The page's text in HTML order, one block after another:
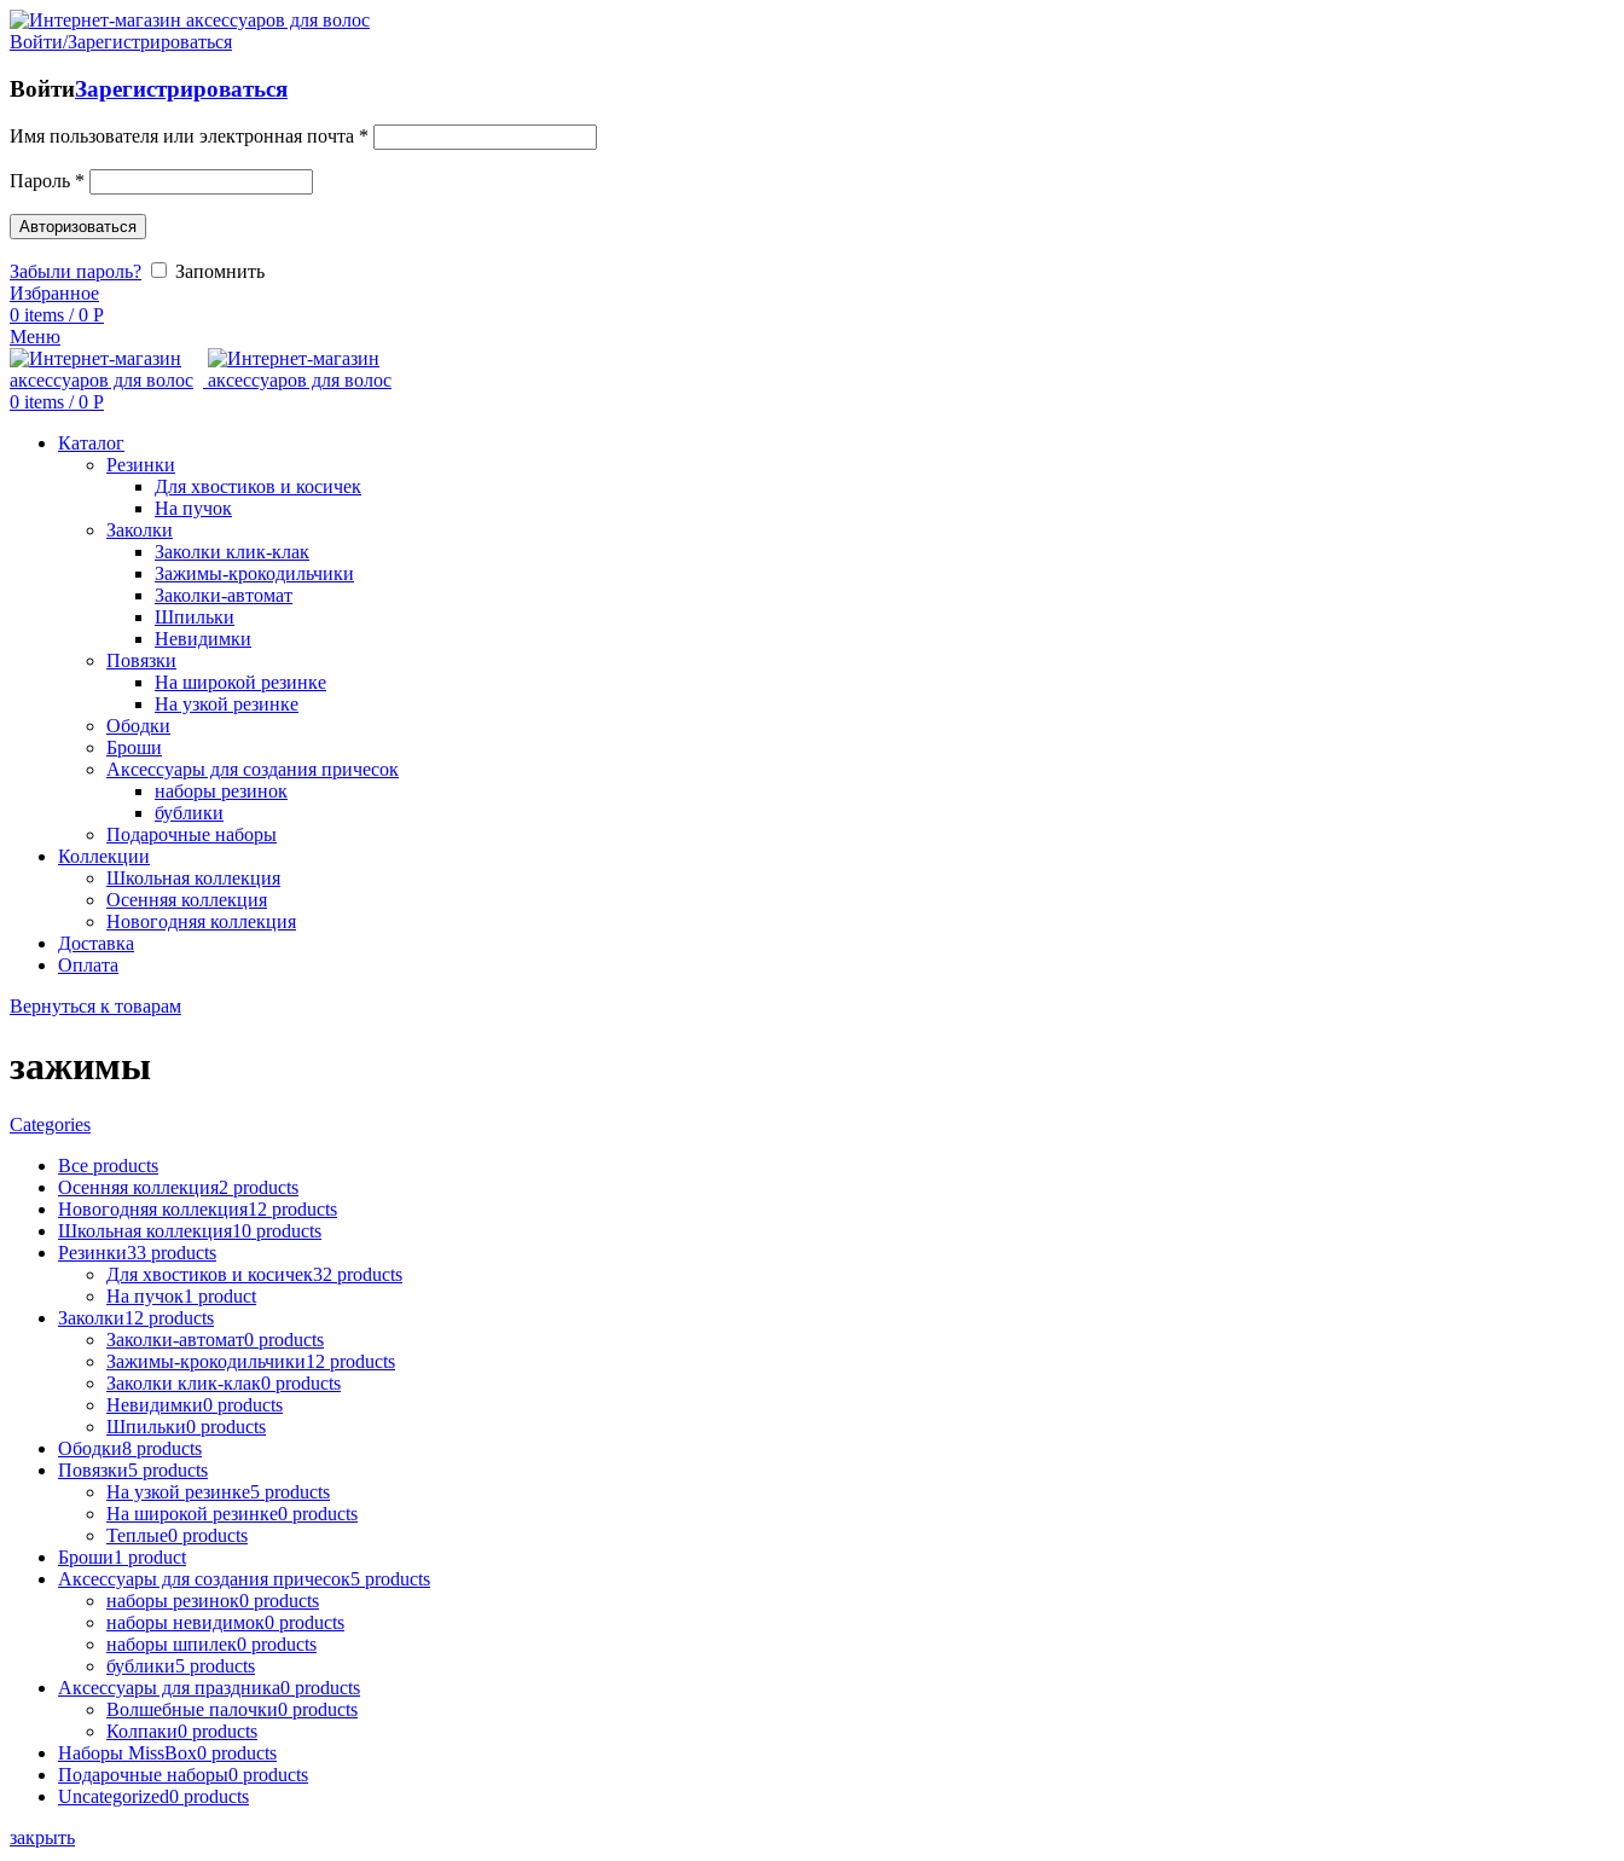
Войти/Зарегистрироваться
ВойтиЗарегистрироваться
Имя пользователя или электронная почта *
Пароль *
Авторизоваться
Забыли пароль?
Запомнить
Избранное
0 items / 0 Р
Меню
0 items / 0 Р
Каталог
Резинки
Для хвостиков и косичек
На пучок
Заколки
Заколки клик-клак
Зажимы-крокодильчики
Заколки-автомат
Шпильки
Невидимки
Повязки
На широкой резинке
На узкой резинке
Ободки
Броши
Аксессуары для создания причесок
наборы резинок
бублики
Подарочные наборы
Коллекции
Школьная коллекция
Осенняя коллекция
Новогодняя коллекция
Доставка
Оплата
Вернуться к товарам
зажимы
Categories
Все products
Осенняя коллекция2 products
Новогодняя коллекция12 products
Школьная коллекция10 products
Резинки33 products
Для хвостиков и косичек32 products
На пучок1 product
Заколки12 products
Заколки-автомат0 products
Зажимы-крокодильчики12 products
Заколки клик-клак0 products
Невидимки0 products
Шпильки0 products
Ободки8 products
Повязки5 products
На узкой резинке5 products
На широкой резинке0 products
Теплые0 products
Броши1 product
Аксессуары для создания причесок5 products
наборы резинок0 products
наборы невидимок0 products
наборы шпилек0 products
бублики5 products
Аксессуары для праздника0 products
Волшебные палочки0 products
Колпаки0 products
Наборы MissBox0 products
Подарочные наборы0 products
Uncategorized0 products
закрыть